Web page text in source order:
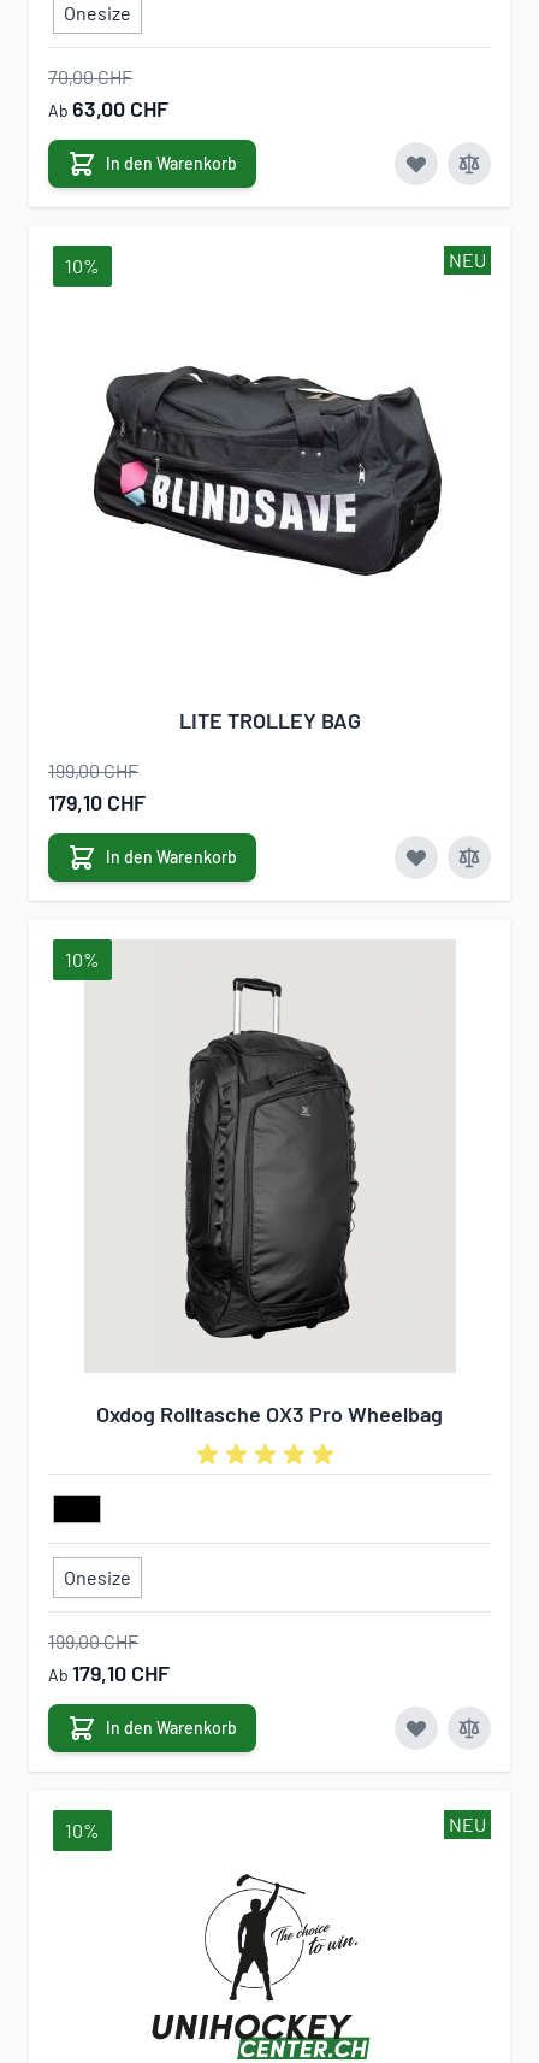
Onesize
70,00 CHF
Ab 63,00 CHF
In den Warenkorb
NEU
10%
LITE TROLLEY BAG
199,00 CHF
Sonderangebot
179,10 CHF
In den Warenkorb
10%
Oxdog Rolltasche OX3 Pro Wheelbag
Onesize
199,00 CHF
Ab 179,10 CHF
In den Warenkorb
NEU
10%